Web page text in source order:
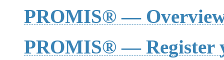
PROMIS® —
PROMIS® — Register